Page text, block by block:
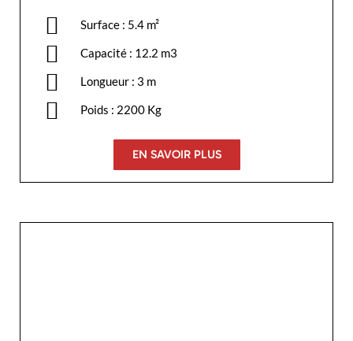
Surface : 5.4 m²
Capacité : 12.2 m3
Longueur : 3 m
Poids : 2200 Kg
EN SAVOIR PLUS